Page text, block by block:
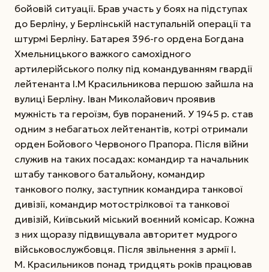
бойовій ситуації. Брав участь у боях на підступах
до Берліну, у Берлінській наступальній операції та
штурмі Берліну. Батарея 396-го ордена Богдана
Хмельницького важкого самохідного
артилерійського полку під командуванням гвардії
лейтенанта І.М Красильникова першою зайшла на
вулиці Берліну. Іван Миколайович проявив
мужність та героїзм, був поранений. У 1945 р. став
одним з небагатьох лейтенантів, котрі отримали
орден Бойового Червоного Прапора. Після війни
служив на таких посадах: командир та начальник
штабу танкового батальйону, командир
танкового полку, заступник командира танкової
дивізії, командир мотострілкової та танкової
дивізій, Київський міський воєнний комісар. Кожна
з них щоразу підвищувала авторитет мудрого
військовослужбовця. Після звільнення з армії І.
М. Красильников понад тридцять років працював